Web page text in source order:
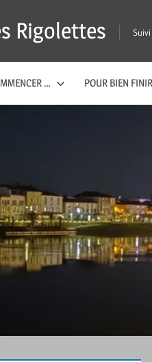
Rigolettes
… POUR BIEN